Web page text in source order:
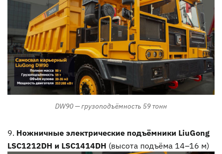
DW90 — грузоподъёмность 59 тонн
Ножничные электрические подъёмники LiuGong
LSC1212DH и LSC1414DH (высота подъёма 14–16 м)